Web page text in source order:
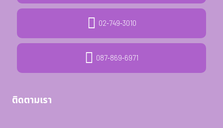
02-749-3010
087-869-6971
ติดตามเรา